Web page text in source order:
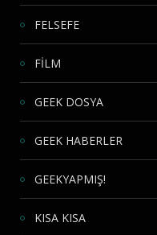
FELSEFE
FİLM
GEEK DOSYA
GEEK HABERLER
GEEKYAPMIŞ!
KISA KISA